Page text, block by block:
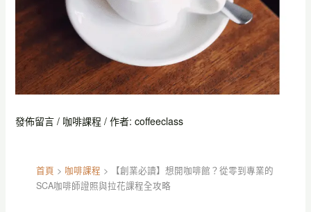
發佈留言 / 咖啡課程 / 作者: coffeeclass
首頁 > 咖啡課程 >
【創業必讀】想開咖啡館？從零到專業的
SCA咖啡師證照與拉花課程全攻略